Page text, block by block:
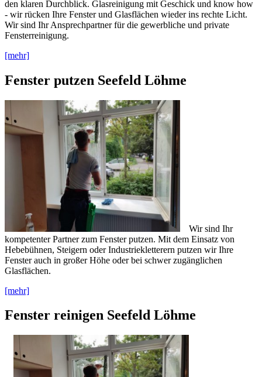
den klaren Durchblick. Glasreinigung mit Geschick und know how
- wir rücken Ihre Fenster und Glasflächen wieder ins rechte Licht.
Wir sind Ihr Ansprechpartner für die gewerbliche und private
Fensterreinigung.
[mehr]
Fenster putzen Seefeld Löhme
Wir sind Ihr
kompetenter Partner zum Fenster putzen. Mit dem Einsatz von
Hebebühnen, Steigern oder Industriekletterern putzen wir Ihre
Fenster auch in großer Höhe oder bei schwer zugänglichen
Glasflächen.
[mehr]
Fenster reinigen Seefeld Löhme